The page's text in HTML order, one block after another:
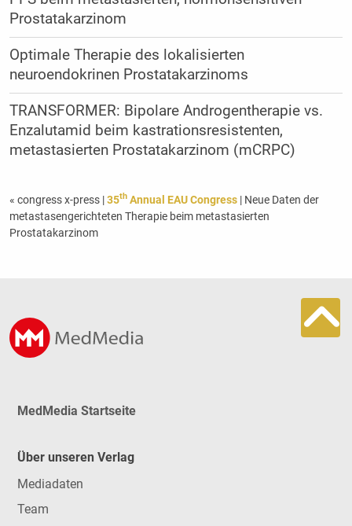
Prostatakarzinom
Optimale Therapie des lokalisierten
neuroendokrinen Prostatakarzinoms
TRANSFORMER: Bipolare Androgentherapie vs.
Enzalutamid beim kastrationsresistenten,
metastasierten Prostatakarzinom (mCRPC)
« congress x-press |35thAnnual EAU Congress| Neue Daten der
metastasengerichteten Therapie beim metastasierten
Prostatakarzinom
MedMedia Startseite
Über unseren Verlag
Mediadaten
Team